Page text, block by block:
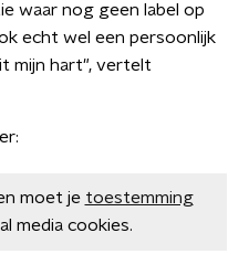
waar nog geen label op
echt wel een persoonlijk
mijn hart", vertelt
moet je toestemming
media cookies.